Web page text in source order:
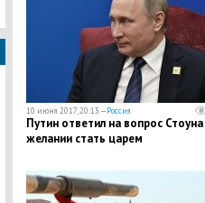
10 июня 2017, 20:13 —Россия
Путин ответил на вопрос
желании стать царем